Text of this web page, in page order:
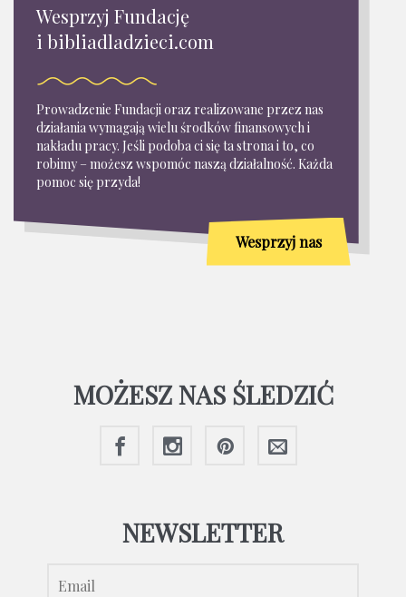
Wesprzyj Fundację
i bibliadladzieci.com
Prowadzenie Fundacji oraz realizowane przez nas
działania wymagają wielu środków finansowych i
nakładu pracy. Jeśli podoba ci się ta strona i to, co
robimy – możesz wspomóc naszą działalność. Każda
pomoc się przyda!
Wesprzyj nas
MOŻESZ NAS ŚLEDZIĆ
NEWSLETTER